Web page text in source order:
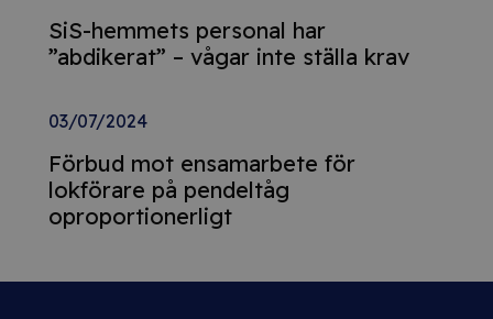
SiS-hemmets personal har
”abdikerat” – vågar inte ställa krav
03/07/2024
Förbud mot ensamarbete för
lokförare på pendeltåg
oproportionerligt